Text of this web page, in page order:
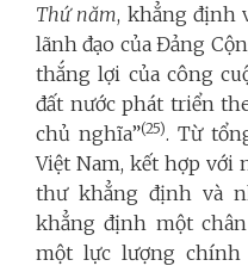
Thứ năm, khẳng định
lãnh đạo của Đảng
thắng lợi của công
đất nước phát triển
chủ nghĩa”(25). Từ
Việt Nam, kết hợp với
thư khẳng định và
khẳng định một
một lực lượng chính